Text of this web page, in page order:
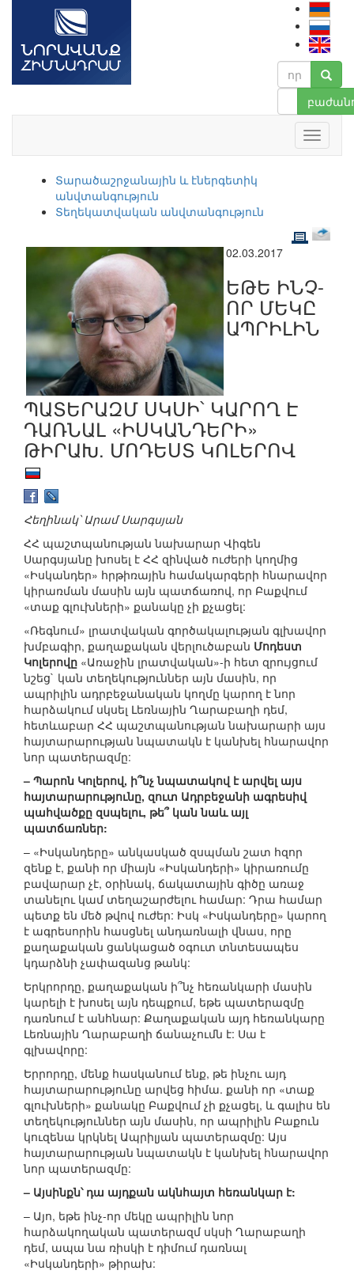
Տարածաշրջանային և էներգետիկ
անվտանգություն
Տեղեկատվական անվտանգություն
02.03.2017
ԵԹԵ ԻՆՉ-
ՈՐ ՄԵԿԸ
ԱՊՐԻԼԻՆ
ՊԱՏԵՐԱԶՄ ՍԿՍԻ՝ ԿԱՐՈՂ Է
ԴԱՌՆԱԼ «ԻՍԿԱՆԴԵՐԻ»
ԹԻՐԱԽ. ՄՈԴԵՍՏ ԿՈԼԵՐՈՎ
Հեղինակ՝ Արամ Սարգսյան
ՀՀ պաշտպանության նախարար Վիգեն
Սարգսյանը խոսել է ՀՀ զինված ուժերի կողմից
«Իսկանդեր» հրթիռային համակարգերի հնարավոր
կիրառման մասին այն պատճառով, որ Բաքվում
«տաք գլուխների» քանակը չի քչացել:
«Ռեգնում» լրատվական գործակալության գլխավոր
խմբագիր, քաղաքական վերլուծաբան Մոդեստ
Կոլերովը «Առաջին լրատվական»-ի հետ զրույցում
նշեց` կան տեղեկություններ այն մասին, որ
ապրիլին ադրբեջանական կողմը կարող է նոր
հարձակում սկսել Լեռնային Ղարաբաղի դեմ,
հետևաբար ՀՀ պաշտպանության նախարարի այս
հայտարարության նպատակն է կանխել հնարավոր
նոր պատերազմը:
– Պարոն Կոլերով, ի՞նչ նպատակով է արվել այս
հայտարարությունը, զուտ Ադրբեջանի ագրեսիվ
պահվածքը զսպելու, թե՞ կան նաև այլ
պատճառներ:
– «Իսկանդերը» անկասկած զսպման շատ հզոր
զենք է, քանի որ միայն «Իսկանդերի» կիրառումը
բավարար չէ, օրինակ, ճակատային գիծը առաջ
տանելու կամ տեղաշարժելու համար: Դրա համար
պետք են մեծ թվով ուժեր: Իսկ «Իսկանդերը» կարող
է ագրեսորին հասցնել անդառնալի վնաս, որը
քաղաքական ցանկացած օգուտ տնտեսապես
կդարձնի չափազանց թանկ:
Երկրորդը, քաղաքական ի՞նչ հեռանկարի մասին
կարելի է խոսել այն դեպքում, եթե պատերազմը
դառնում է անհնար: Քաղաքական այդ հեռանկարը
Լեռնային Ղարաբաղի ճանաչումն է: Սա է
գլխավորը:
Երրորդը, մենք հասկանում ենք, թե ինչու այդ
հայտարարությունը արվեց հիմա. քանի որ «տաք
գլուխների» քանակը Բաքվում չի քչացել, և գալիս են
տեղեկություններ այն մասին, որ ապրիլին Բաքուն
կուզենա կրկնել Ապրիլյան պատերազմը: Այս
հայտարարության նպատակն է կանխել հնարավոր
նոր պատերազմը:
– Այսինքն՝ դա այդքան ակնհայտ հեռանկար է:
– Այո, եթե ինչ-որ մեկը ապրիլին նոր
հարձակողական պատերազմ սկսի Ղարաբաղի
դեմ, ապա նա ռիսկի է դիմում դառնալ
«Իսկանդերի» թիրախ: